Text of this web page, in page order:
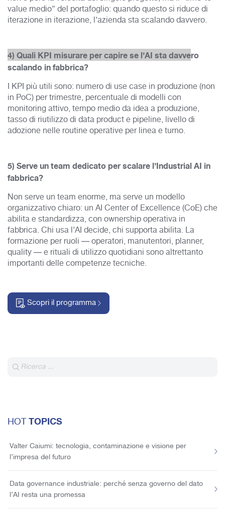
value medio” del portafoglio: quando questo si riduce di
iterazione in iterazione, l’azienda sta scalando davvero.
4) Quali KPI misurare per capire se l’AI sta davvero
scalando in fabbrica?
I KPI più utili sono: numero di use case in produzione (non
in PoC) per trimestre, percentuale di modelli con
monitoring attivo, tempo medio da idea a produzione,
tasso di riutilizzo di data product e pipeline, livello di
adozione nelle routine operative per linea e turno.
5) Serve un team dedicato per scalare l’Industrial AI in
fabbrica?
Non serve un team enorme, ma serve un modello
organizzativo chiaro: un AI Center of Excellence (CoE) che
abilita e standardizza, con ownership operativa in
fabbrica. Chi usa l’AI decide, chi supporta abilita. La
formazione per ruoli — operatori, manutentori, planner,
quality — e rituali di utilizzo quotidiani sono altrettanto
importanti delle competenze tecniche.
Scopri il programma
HOTTOPICS
Valter Caiumi: tecnologia, contaminazione e visione per
l’impresa del futuro
Data governance industriale: perché senza governo del dato
l’AI resta una promessa